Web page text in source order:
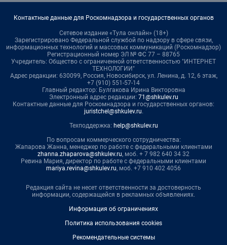
Контактные данные для Роскомнадзора и государственных органов
Сетевое издание «Тула онлайн» (18+)
Зарегистрировано Федеральной службой по надзору в сфере связи,
информационных технологий и массовых коммуникаций (Роскомнадзор)
Регистрационный номер ЭЛ № ФС 77 – 88765
Учредитель: Общество с ограниченной ответственностью "ИНТЕРНЕТ
ТЕХНОЛОГИИ"
Адрес редакции: 630099, Россия, Новосибирск, ул. Ленина, д. 12, 6 этаж,
+7 (910) 551-57-14
Главный редактор: Булгакова Ирина Викторовна
Электронный адрес редакции: 71@shkulev.ru
Контактные данные для Роскомнадзора и государственных органов:
juristchel@shkulev.ru.
Техподдержка: help@shkulev.ru
По вопросам коммерческого сотрудничества:
Жапарова Жанна, менеджер по работе с федеральными клиентами
zhanna.zhaparova@shkulev.ru, моб. + 7 982 640 34 32
Ревина Мария, директор по работе с федеральными клиентами
mariya.revina@shkulev.ru, моб. +7 910 402 4056
Редакция сайта не несет ответственности за достоверность
информации, содержащейся в рекламных объявлениях.
Информация об ограничениях
Политика использования cookies
Рекомендательные системы